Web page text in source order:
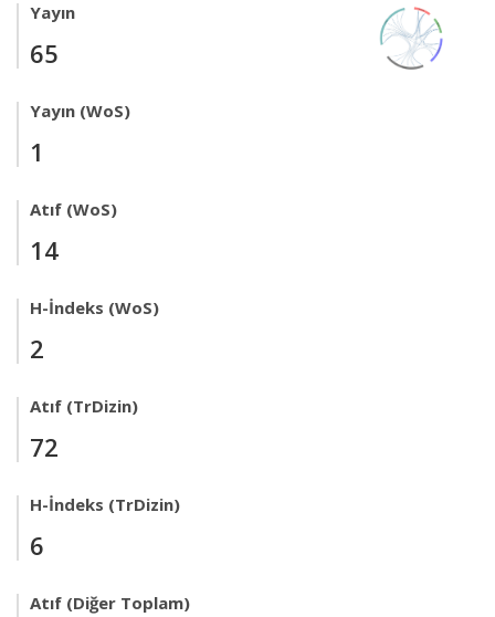
Yayın
65
Yayın (WoS)
1
Atıf (WoS)
14
H-İndeks (WoS)
2
Atıf (TrDizin)
72
H-İndeks (TrDizin)
6
Atıf (Diğer Toplam)